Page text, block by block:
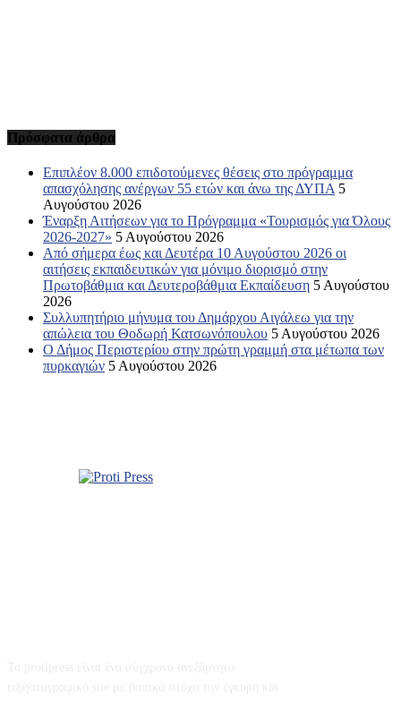
Πρόσφατα άρθρα
Επιπλέον 8.000 επιδοτούμενες θέσεις στο πρόγραμμα
απασχόλησης ανέργων 55 ετών και άνω της ΔΥΠΑ 5
Αυγούστου 2026
Έναρξη Αιτήσεων για το Πρόγραμμα «Τουρισμός για Όλους
2026-2027» 5 Αυγούστου 2026
Από σήμερα έως και Δευτέρα 10 Αυγούστου 2026 οι
αιτήσεις εκπαιδευτικών για μόνιμο διορισμό στην
Πρωτοβάθμια και Δευτεροβάθμια Εκπαίδευση 5 Αυγούστου
2026
Συλλυπητήριο μήνυμα του Δημάρχου Αιγάλεω για την
απώλεια του Θοδωρή Κατσωνόπουλου 5 Αυγούστου 2026
Ο Δήμος Περιστερίου στην πρώτη γραμμή στα μέτωπα των
πυρκαγιών 5 Αυγούστου 2026